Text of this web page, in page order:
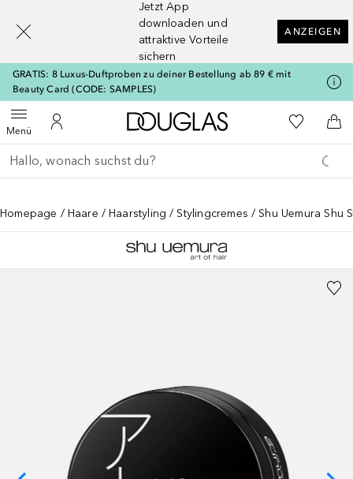
Jetzt App
downloaden und
attraktive Vorteile
sichern
ANZEIGEN
GRATIS: 8 Luxus-Duftproben zu deiner Bestellung ab 89 € mit
Beauty Card (CODE: SAMPLES)
MenüMenü öffnenZu Meinem Kundenkonto
Zur Douglas Startseite
Zu Meiner
Gehe zurück
Suche ausführen
Homepage Haare Haarstyling Stylingcremes Shu Uemura Shu
[navigation.slideout.screenreader]